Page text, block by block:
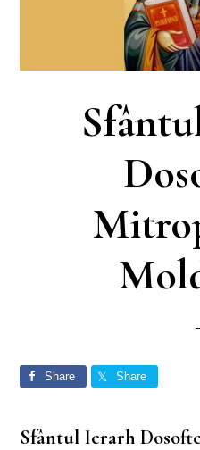
Share Share
Sfântul Ierarh